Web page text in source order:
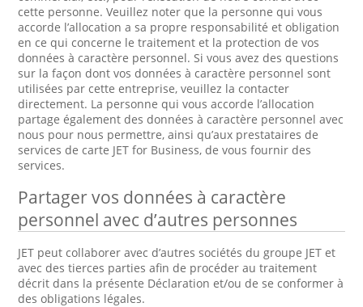
cette personne. Veuillez noter que la personne qui vous
accorde l’allocation a sa propre responsabilité et obligation
en ce qui concerne le traitement et la protection de vos
données à caractère personnel. Si vous avez des questions
sur la façon dont vos données à caractère personnel sont
utilisées par cette entreprise, veuillez la contacter
directement. La personne qui vous accorde l’allocation
partage également des données à caractère personnel avec
nous pour nous permettre, ainsi qu’aux prestataires de
services de carte JET for Business, de vous fournir des
services.
Partager vos données à caractère
personnel avec d’autres personnes
JET peut collaborer avec d’autres sociétés du groupe JET et
avec des tierces parties afin de procéder au traitement
décrit dans la présente Déclaration et/ou de se conformer à
des obligations légales.